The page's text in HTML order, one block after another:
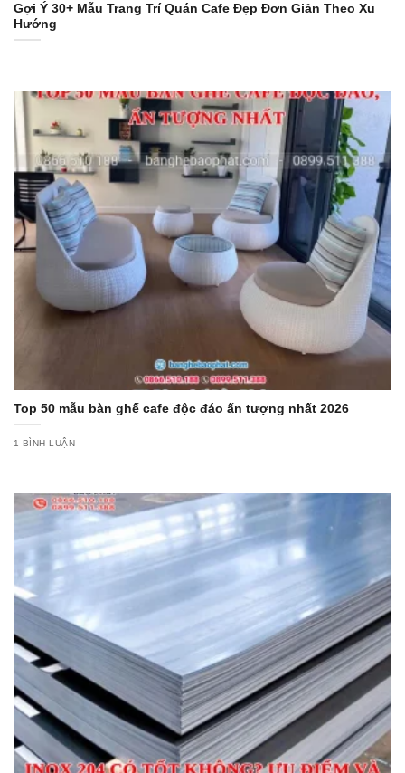
Gợi Ý 30+ Mẫu Trang Trí Quán Cafe Đẹp Đơn Giản Theo Xu
Hướng
Top 50 mẫu bàn ghế cafe độc đáo ấn tượng nhất 2026
1 BÌNH LUẬN